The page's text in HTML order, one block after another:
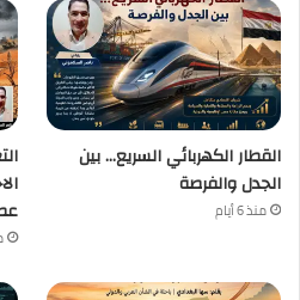
القطار الكهربائي السريع… بين
الجدل والفرصة
منذ 6 أيام